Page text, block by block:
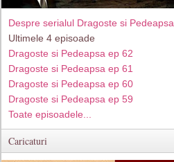
Despre serialul Dragoste si Pedeapsa
Ultimele 4 episoade
Dragoste si Pedeapsa ep 62
Dragoste si Pedeapsa ep 61
Dragoste si Pedeapsa ep 60
Dragoste si Pedeapsa ep 59
Toate episoadele...
Caricaturi